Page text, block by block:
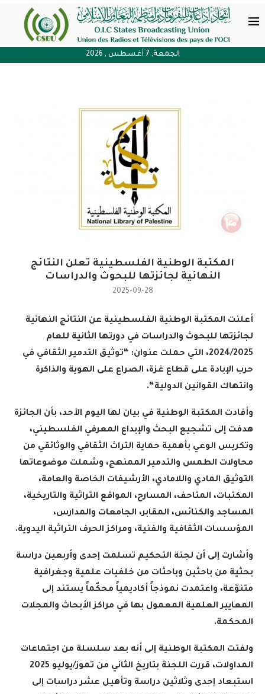
الجمعة, 7 أغسطس , 2026
المكتبة الوطنية الفلسطينية تعلن النتائج
النهائية لجائزتها للبحوث والدراسات
2025-09-28
أعلنت المكتبة الوطنية الفلسطينية عن النتائج النهائية
لجائزتها للبحوث والدراسات في دورتها الثانية للعام
2024/2025، التي حملت عنوان: “توثيق التدمير الثقافي في
حرب الإبادة على قطاع غزة، الصراع على الهوية والذاكرة
وانتهاك القوانين الدولية“.
وأفادت المكتبة الوطنية في بيان لها اليوم الأحد، بأن الجائزة
هدفت إلى تشجيع البحث والإبداع المعرفي الفلسطيني،
وتكريس الوعي بأهمية حماية التراث الثقافي والوثائقي من
محاولات الطمس والتدمير الممنهج، وشملت موضوعاتها
التوثيق المادي واللامادي، الأرشيفات الخاصة والعامة،
المكتبات، المتاحف، المسارح، المواقع التراثية والتاريخية،
المساجد والكنائس، المقابر، الجامعات والمدارس،
المؤسسات الثقافية والفنية، ومراكز الحرف التراثية اليدوية.
وأشارت إلى أن لجنة التحكيم تسلمت إحدى وأربعين دراسة
بحثية من باحثين وباحثات من خلفيات علمية وجغرافية
متنوّعة، واعتمدت نموذجاً أكاديمياً محكّماً يستند إلى
المعايير العلمية المعمول بها في مراكز الأبحاث والمجلات
المحكمة.
ولفتت المكتبة الوطنية إلى أنه بعد سلسلة من اجتماعات
المداولات، قررت اللجنة بتاريخ الثاني من تموز/يوليو 2025
استبعاد إحدى وثلاثين دراسة وتأهيل عشر دراسات إلى